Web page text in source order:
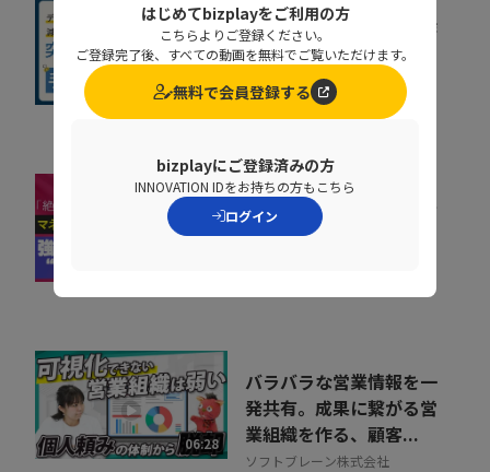
08:36
人事給与システムで手作
業が残る原因とは？デー
タの分断対策、業...
株式会社ニッセイコム
横山信弘×井上裕太と学
ぶ！「絶対達成」するチ
06:28
バラバラな営業情報を一
発共有。成果に繋がる営
業組織を作る、顧客...
ソフトブレーン株式会社
はじめてbizplayをご利用の方
こちらよりご登録ください。
ご登録完了後、すべての動画を無料でご覧いただけます。
無料で会員登録する
bizplayにご登録済みの方
INNOVATION IDをお持ちの方もこちら
ログイン